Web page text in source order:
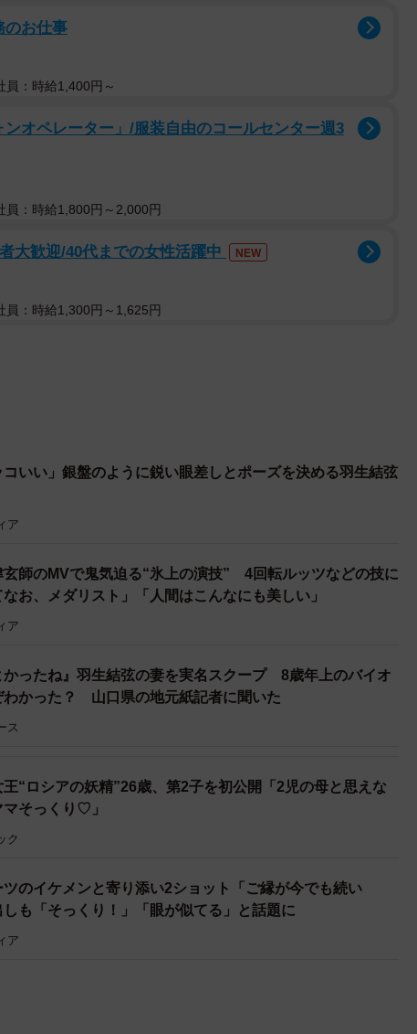
のお仕事
員：時給1,400円～
オペレーター」/服装自由のコールセンター週3
員：時給1,800円～2,000円
大歓迎/40代までの女性活躍中 NEW
員：時給1,300円～1,625円
コいい」銀盤のように鋭い眼差しとポーズを決める羽生結弦
ア
玄師のMVで鬼気迫る“氷上の演技” 4回転ルッツなどの技に
なお、メダリスト」「人間はこんなにも美しい」
ア
かったね』羽生結弦の妻を実名スクープ 8歳年上のバイオ
かった？ 山口県の地元紙記者に聞いた
ス
“ロシアの妖精”26歳、第2子を初公開「2児の母と思えな
そっくり♡」
ク
のイケメンと寄り添い2ショット「ご縁が今でも続い
も「そっくり！」「眼が似てる」と話題に
ア